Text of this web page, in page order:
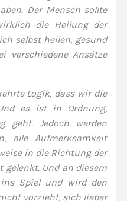
Der Mensch sollte
die Heilung der
selbst heilen, gesund
verschiedene Ansätze
Logik, dass wir die
es ist in Ordnung,
geht. Jedoch werden
alle Aufmerksamkeit
in die Richtung der
gelenkt. Und an diesem
Spiel und wird den
vorzieht, sich lieber